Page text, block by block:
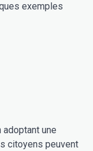
exemples
une
citoyens peuvent